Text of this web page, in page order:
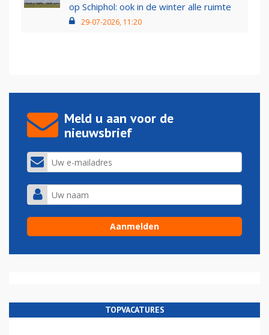
op Schiphol: ook in de winter alle ruimte
29-07-2026, 11:20
Meld u aan voor de
nieuwsbrief
TOPVACATURES